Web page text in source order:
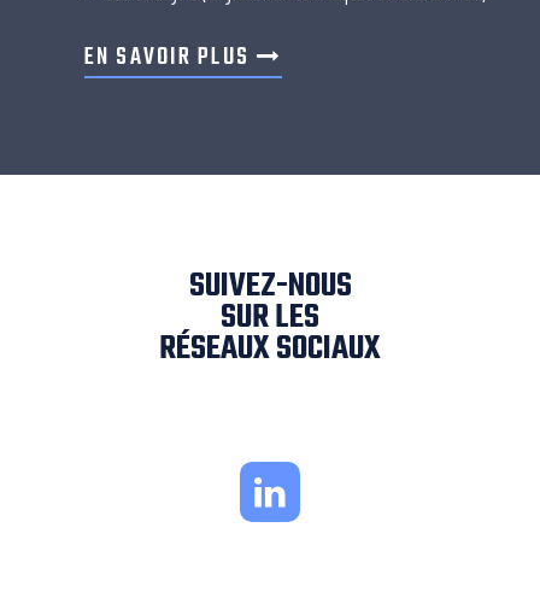
EN SAVOIR PLUS
SUIVEZ-NOUS
SUR LES
RÉSEAUX SOCIAUX